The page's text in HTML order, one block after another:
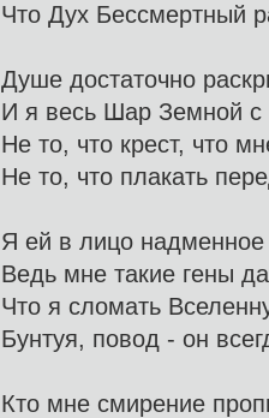
Что Дух Бессмертный
Душе достаточно
И я весь Шар Земной с
Не то, что крест, что
Не то, что плакать
Я ей в лицо
Ведь мне такие гены
Что я сломать
Бунтуя, повод - он
Кто мне смирение